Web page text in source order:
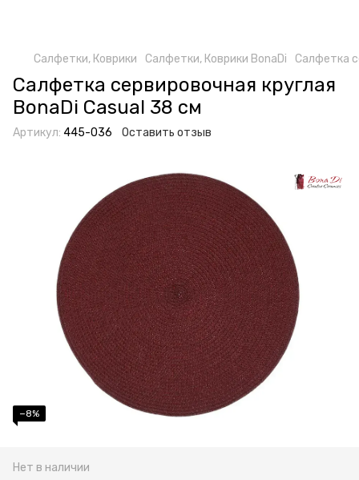
Салфетки, Коврики Салфетки, Коврики BonaDi Салфетка
Салфетка сервировочная круглая
BonaDi Casual 38 см
Артикул: 445-036 Оставить отзыв
−8%
Нет в наличии